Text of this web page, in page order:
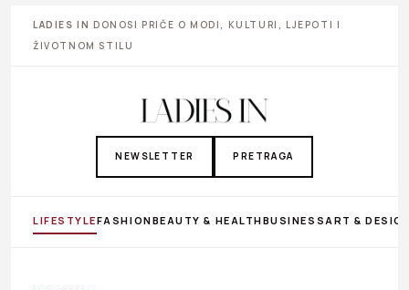
LADIES IN DONOSI PRIČE O MODI, KULTURI, LJEPOTI I
ŽIVOTNOM STILU
NEWSLETTER PRETRAGA
LIFESTYLEFASHIONBEAUTY & HEALTHBUSINESS ART &